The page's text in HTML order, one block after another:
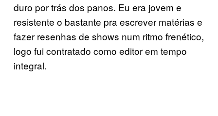
duro por trás dos panos. Eu era jovem e
resistente o bastante pra escrever matérias e
fazer resenhas de shows num ritmo frenético,
logo fui contratado como editor em tempo
integral.